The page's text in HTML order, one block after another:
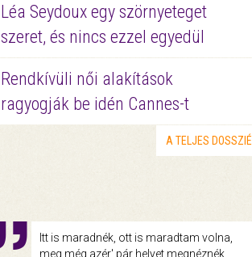
Léa Seydoux egy szörnyeteget
szeret, és nincs ezzel egyedül
Rendkívüli női alakítások
ragyogják be idén Cannes-t
A TELJES DOSSZIÉ
Itt is maradnék, ott is maradtam volna,
meg még azér' pár helyet megnéznék.